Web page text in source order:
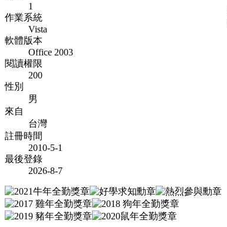
1
作業系統
Vista
軟體版本
Office 2003
閱讀權限
200
性別
男
來自
台灣
註冊時間
2010-5-1
最後登錄
2026-8-7